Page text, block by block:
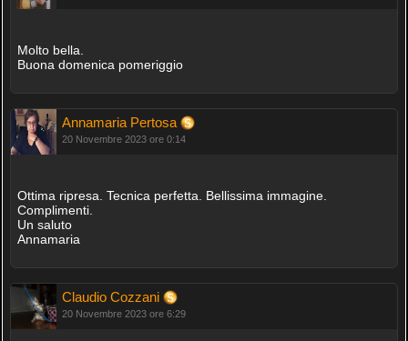
Molto bella.
Buona domenica pomeriggio
Annamaria Pertosa
20 Novembre 2023 ore 0:14
Ottima ripresa. Tecnica perfetta. Bellissima immagine.
Complimenti.
Un saluto
Annamaria
Claudio Cozzani
20 Novembre 2023 ore 6:29